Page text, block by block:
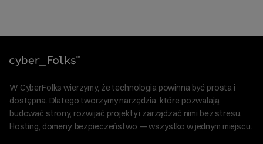
W CyberFolks wierzymy, że technologia powinna być prosta i
dostępna. Dlatego tworzymy narzędzia, które pozwalają
budować strony, rozwijać projekty i zarządzać nimi bez stresu.
Hosting, domeny, bezpieczeństwo — wszystko w jednym miejscu.